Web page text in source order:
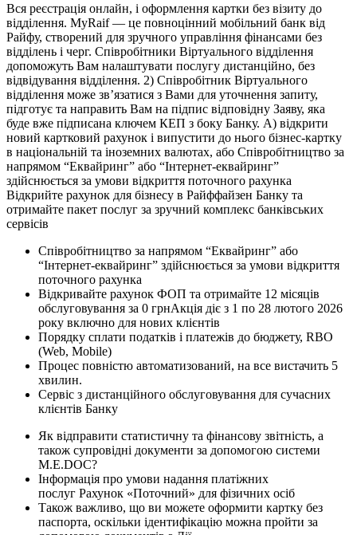
Вся реєстрація онлайн, і оформлення картки без візиту до
відділення. MyRaif — це повноцінний мобільний банк від
Райфу, створений для зручного управління фінансами без
відділень і черг. Співробітники Віртуального відділення
допоможуть Вам налаштувати послугу дистанційно, без
відвідування відділення. 2) Співробітник Віртуального
відділення може зв’язатися з Вами для уточнення запиту,
підготує та направить Вам на підпис відповідну Заяву, яка
буде вже підписана ключем КЕП з боку Банку. A) відкрити
новий картковий рахунок і випустити до нього бізнес-картку
в національній та іноземних валютах, або Співробітництво за
напрямом “Еквайринг” або “Інтернет-еквайринг”
здійснюється за умови відкриття поточного рахунка
Відкрийте рахунок для бізнесу в Райффайзен Банку та
отримайте пакет послуг за зручний комплекс банківських
сервісів
Співробітництво за напрямом “Еквайринг” або
“Інтернет-еквайринг” здійснюється за умови відкриття
поточного рахунка
Відкривайте рахунок ФОП та отримайте 12 місяців
обслуговування за 0 грнАкція діє з 1 по 28 лютого 2026
року включно для нових клієнтів
Порядку сплати податків і платежів до бюджету, RBO
(Web, Mobile)
Процес повністю автоматизований, на все вистачить 5
хвилин.
Сервіс з дистанційного обслуговування для сучасних
клієнтів Банку
Як відправити статистичну та фінансову звітність, а
також супровідні документи за допомогою системи
M.E.DOC?
Інформація про умови надання платіжних
послуг Рахунок «Поточний» для фізичних осіб
Також важливо, що ви можете оформити картку без
паспорта, оскільки ідентифікацію можна пройти за